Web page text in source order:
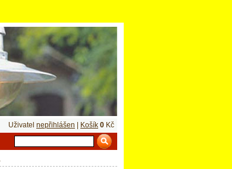
Uživatel nepřihlášen Košík 0 Kč